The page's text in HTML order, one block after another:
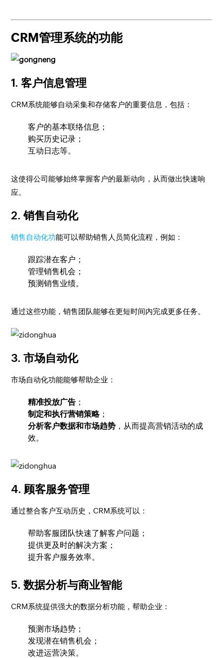
CRM管理系统的功能
1. 客户信息管理
CRM系统能够自动采集和存储客户的重要信息，包括：
客户的基本联络信息；
购买历史记录；
互动日志等。
这使得公司能够始终掌握客户的最新动向，从而做出快速响
应。
2. 销售自动化
销售自动化功能可以帮助销售人员简化流程，例如：
跟踪潜在客户；
管理销售机会；
预测销售业绩。
通过这些功能，销售团队能够在更短时间内完成更多任务。
3. 市场自动化
市场自动化功能能够帮助企业：
精准投放广告 ；
制定和执行营销策略；
分析客户数据和市场趋势 ，从而提高营销活动的成
效。
4. 顾客服务管理
通过整合客户互动历史，CRM系统可以：
帮助客服团队快速了解客户问题；
提供更及时的解决方案；
提升客户服务效率。
5. 数据分析与商业智能
CRM系统提供强大的数据分析功能，帮助企业：
预测市场趋势；
发现潜在销售机会；
改进运营决策。